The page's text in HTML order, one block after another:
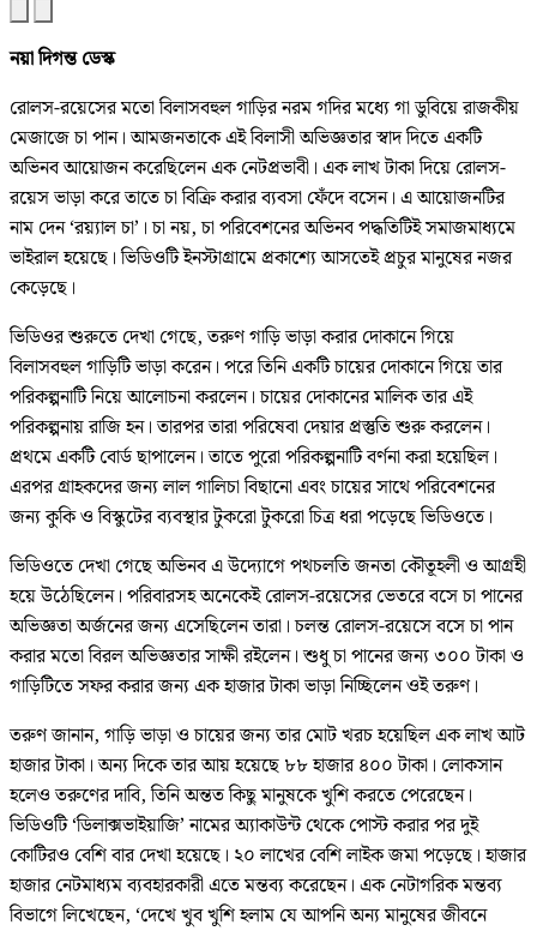
নয়া দিগন্ত ডেস্ক
রোলস-রয়েসের মতো বিলাসবহুল গাড়ির নরম গদির মধ্যে গা ডুবিয়ে রাজকীয়
মেজাজে চা পান। আমজনতাকে এই বিলাসী অভিজ্ঞতার স্বাদ দিতে একটি
অভিনব আয়োজন করেছিলেন এক নেটপ্রভাবী। এক লাখ টাকা দিয়ে রোলস-
রয়েস ভাড়া করে তাতে চা বিক্রি করার ব্যবসা ফেঁদে বসেন। এ আয়োজনটির
নাম দেন ‘রয়্যাল চা’। চা নয়, চা পরিবেশনের অভিনব পদ্ধতিটিই সমাজমাধ্যমে
ভাইরাল হয়েছে। ভিডিওটি ইনস্টাগ্রামে প্রকাশ্যে আসতেই প্রচুর মানুষের নজর
কেড়েছে।
ভিডিওর শুরুতে দেখা গেছে, তরুণ গাড়ি ভাড়া করার দোকানে গিয়ে
বিলাসবহুল গাড়িটি ভাড়া করেন। পরে তিনি একটি চায়ের দোকানে গিয়ে তার
পরিকল্পনাটি নিয়ে আলোচনা করলেন। চায়ের দোকানের মালিক তার এই
পরিকল্পনায় রাজি হন। তারপর তারা পরিষেবা দেয়ার প্রস্তুতি শুরু করলেন।
প্রথমে একটি বোর্ড ছাপালেন। তাতে পুরো পরিকল্পনাটি বর্ণনা করা হয়েছিল।
এরপর গ্রাহকদের জন্য লাল গালিচা বিছানো এবং চায়ের সাথে পরিবেশনের
জন্য কুকি ও বিস্কুটের ব্যবস্থার টুকরো টুকরো চিত্র ধরা পড়েছে ভিডিওতে।
ভিডিওতে দেখা গেছে অভিনব এ উদ্যোগে পথচলতি জনতা কৌতূহলী ও আগ্রহী
হয়ে উঠেছিলেন। পরিবারসহ অনেকেই রোলস-রয়েসের ভেতরে বসে চা পানের
অভিজ্ঞতা অর্জনের জন্য এসেছিলেন তারা। চলন্ত রোলস-রয়েসে বসে চা পান
করার মতো বিরল অভিজ্ঞতার সাক্ষী রইলেন। শুধু চা পানের জন্য ৩০০ টাকা ও
গাড়িটিতে সফর করার জন্য এক হাজার টাকা ভাড়া নিচ্ছিলেন ওই তরুণ।
তরুণ জানান, গাড়ি ভাড়া ও চায়ের জন্য তার মোট খরচ হয়েছিল এক লাখ আট
হাজার টাকা। অন্য দিকে তার আয় হয়েছে ৮৮ হাজার ৪০০ টাকা। লোকসান
হলেও তরুণের দাবি, তিনি অন্তত কিছু মানুষকে খুশি করতে পেরেছেন।
ভিডিওটি ‘ডিলাক্সভাইয়াজি’ নামের অ্যাকাউন্ট থেকে পোস্ট করার পর দুই
কোটিরও বেশি বার দেখা হয়েছে। ২০ লাখের বেশি লাইক জমা পড়েছে। হাজার
হাজার নেটমাধ্যম ব্যবহারকারী এতে মন্তব্য করেছেন। এক নেটাগরিক মন্তব্য
বিভাগে লিখেছেন, ‘দেখে খুব খুশি হলাম যে আপনি অন্য মানুষের জীবনে